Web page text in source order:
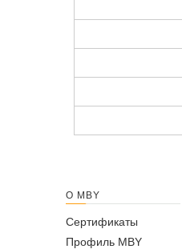
О MBY
Сертификаты
Профиль MBY